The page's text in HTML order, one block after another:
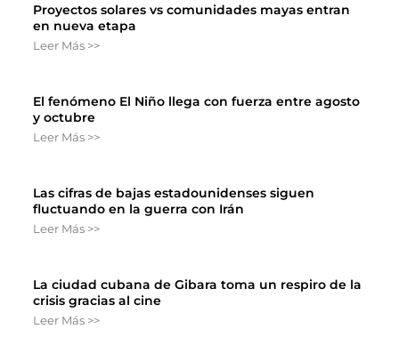
Proyectos solares vs comunidades mayas entran
en nueva etapa
Leer Más >>
El fenómeno El Niño llega con fuerza entre agosto
y octubre
Leer Más >>
Las cifras de bajas estadounidenses siguen
fluctuando en la guerra con Irán
Leer Más >>
La ciudad cubana de Gibara toma un respiro de la
crisis gracias al cine
Leer Más >>